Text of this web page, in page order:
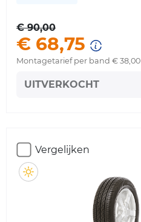
€ 90,00
€ 68,75
Montagetarief per band € 38,00
UITVERKOCHT
Vergelijken